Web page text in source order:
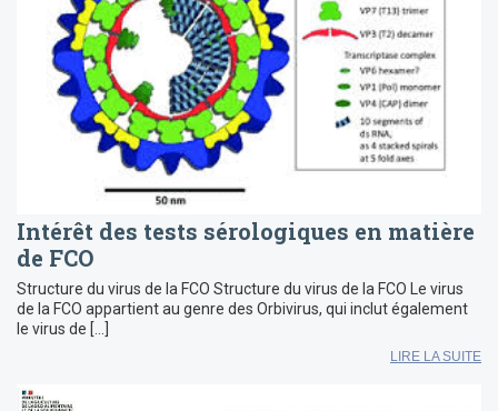
Intérêt des tests sérologiques en matière
de FCO
Structure du virus de la FCO Structure du virus de la FCO Le virus
de la FCO appartient au genre des Orbivirus, qui inclut également
le virus de […]
LIRE LA SUITE